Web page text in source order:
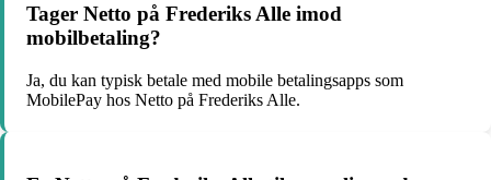
Tager Netto på Frederiks Alle imod
mobilbetaling?
Ja, du kan typisk betale med mobile betalingsapps som
MobilePay hos Netto på Frederiks Alle.